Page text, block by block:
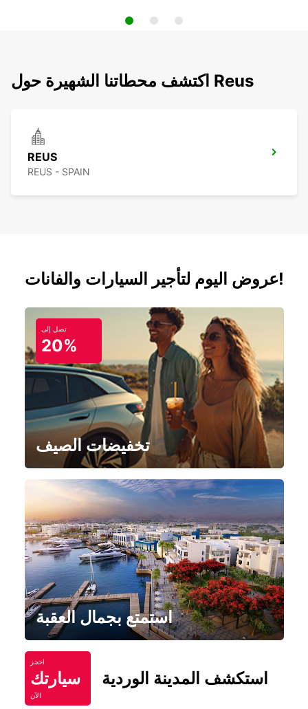
اكتشف محطاتنا الشهيرة حول Reus
REUS
REUS - SPAIN
عروض اليوم لتأجير السيارات والفانات!
تصل إلى
20%
تخفيضات الصيف
استمتع بجمال العقبة
احجز
سيارتك
الآن
استكشف المدينة الوردية